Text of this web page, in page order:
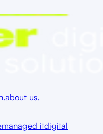
about us.
managed itdigital